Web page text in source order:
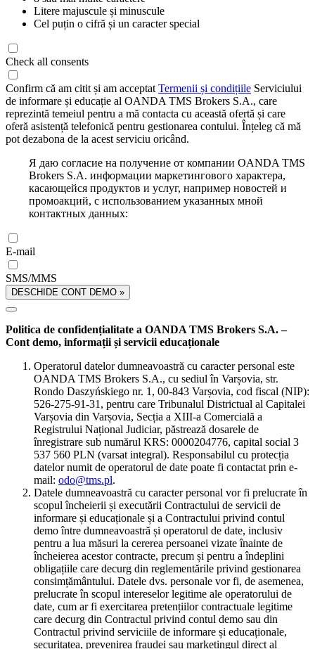
Litere majuscule și minuscule
Cel puțin o cifră și un caracter special
Check all consents
Confirm că am citit și am acceptat Termenii și condițiile Serviciului
de informare și educație al OANDA TMS Brokers S.A., care
reprezintă temeiul pentru a mă contacta cu această ofertă și care
oferă asistență telefonică pentru gestionarea contului. Înțeleg că mă
pot dezabona de la acest serviciu oricând.
Я даю согласие на получение от компании OANDA TMS
Brokers S.A. информации маркетингового характера,
касающейся продуктов и услуг, например новостей и
промоакций, с использованием указанных мной
контактных данных:
E-mail
SMS/MMS
DESCHIDE CONT DEMO »
Politica de confidențialitate a OANDA TMS Brokers S.A. –
Cont demo, informații și servicii educaționale
Operatorul datelor dumneavoastră cu caracter personal este
OANDA TMS Brokers S.A., cu sediul în Varșovia, str.
Rondo Daszyńskiego nr. 1, 00-843 Varșovia, cod fiscal (NIP):
526-275-91-31, pentru care Tribunalul Districtual al Capitalei
Varșovia din Varșovia, Secția a XIII-a Comercială a
Registrului Național Judiciar, păstrează dosarele de
înregistrare sub numărul KRS: 0000204776, capital social 3
537 560 PLN (varsat integral). Responsabilul cu protecția
datelor numit de operatorul de date poate fi contactat prin e-
mail: odo@tms.pl.
Datele dumneavoastră cu caracter personal vor fi prelucrate în
scopul încheierii și executării Contractului de servicii de
informare și educaționale și a Contractului privind contul
demo între dumneavoastră și operatorul de date, inclusiv
pentru a lua măsuri la cererea persoanei vizate înainte de
încheierea acestor contracte, precum și pentru a îndeplini
obligațiile care decurg din reglementările privind gestionarea
consimțământului. Datele dvs. personale vor fi, de asemenea,
prelucrate în scopul intereselor legitime ale operatorului de
date, cum ar fi exercitarea pretențiilor contractuale legitime
care decurg din Contractul privind contul demo sau din
Contractul privind serviciile de informare și educaționale,
securitatea, prevenirea fraudei sau marketingul direct al